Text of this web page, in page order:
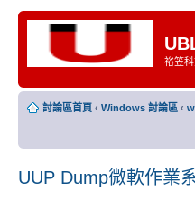
裕笠
討論區首頁 ‹ Windows 討論區 ‹
UUP Dump微軟作業